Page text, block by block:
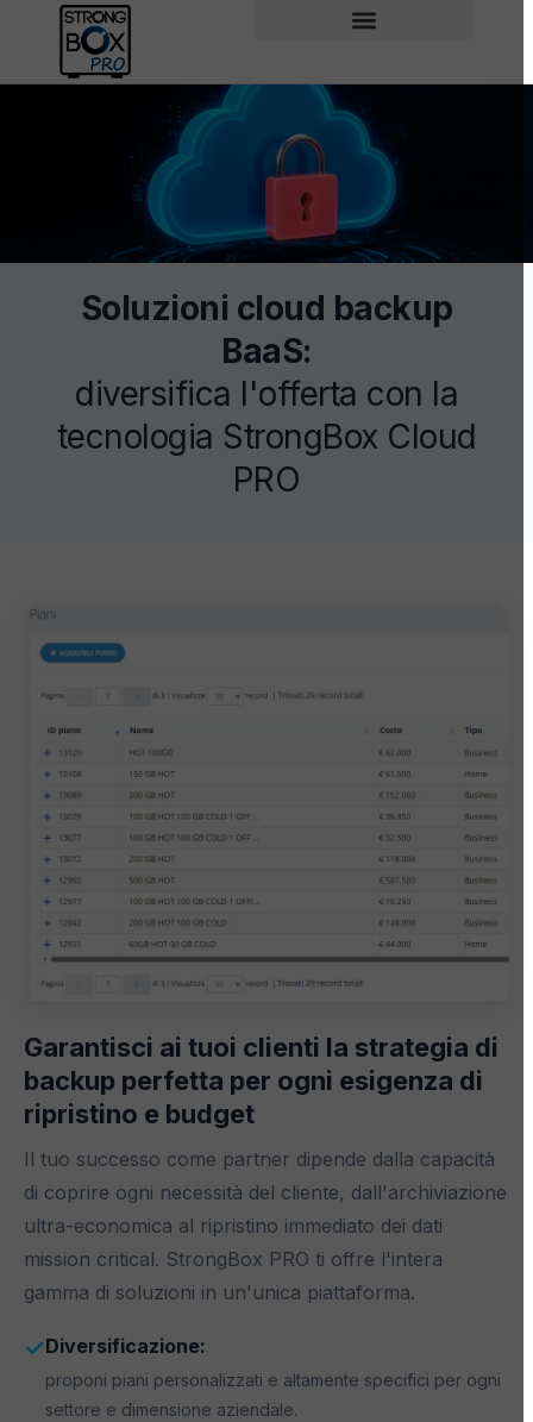
Soluzioni cloud backup
BaaS:
diversifica l'offerta con la
tecnologia StrongBox Cloud
PRO
Garantisci ai tuoi clienti la strategia di
backup perfetta per ogni esigenza di
ripristino e budget
Il tuo successo come partner dipende dalla capacità
di coprire ogni necessità del cliente, dall'archiviazione
ultra-economica al ripristino immediato dei dati
mission critical. StrongBox PRO ti offre l'intera
gamma di soluzioni in un'unica piattaforma.
✓Diversificazione:
proponi piani personalizzati e altamente specifici per ogni
settore e dimensione aziendale.